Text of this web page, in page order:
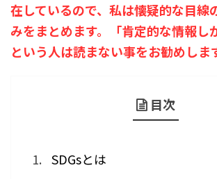
在しているので、私は懐疑的な目線
みをまとめます。「肯定的な情報し
という人は読まない事をお勧めしま
目次
SDGsとは